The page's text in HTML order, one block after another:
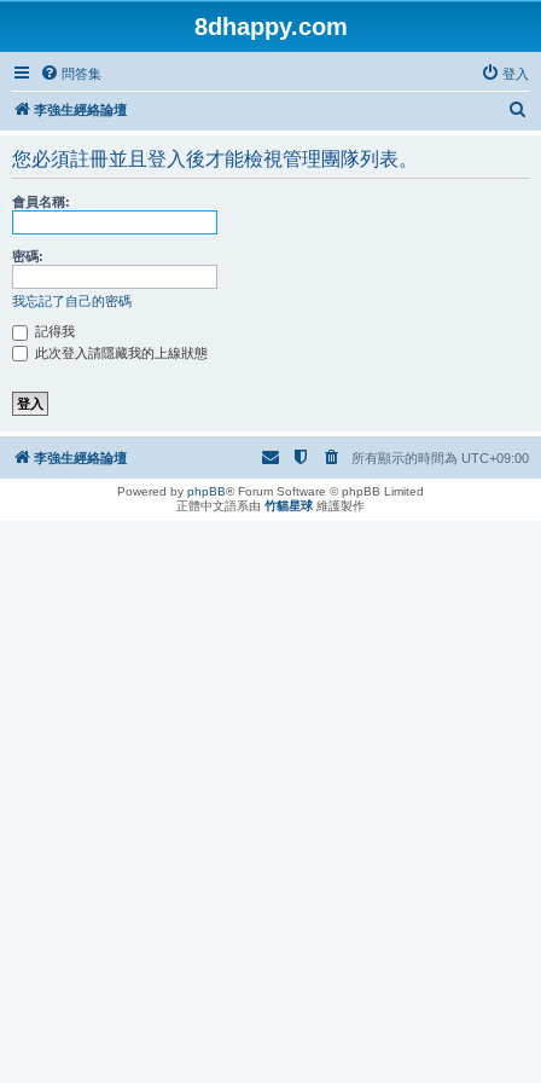
8dhappy.com
問答集 登入
李強生經絡論壇
您必須註冊並且登入後才能檢視管理團隊列表。
會員名稱:
密碼:
我忘記了自己的密碼
記得我
此次登入請隱藏我的上線狀態
李強生經絡論壇 所有顯示的時間為 UTC+09:00
Powered by phpBB® Forum Software © phpBB Limited
正體中文語系由 竹貓星球 維護製作